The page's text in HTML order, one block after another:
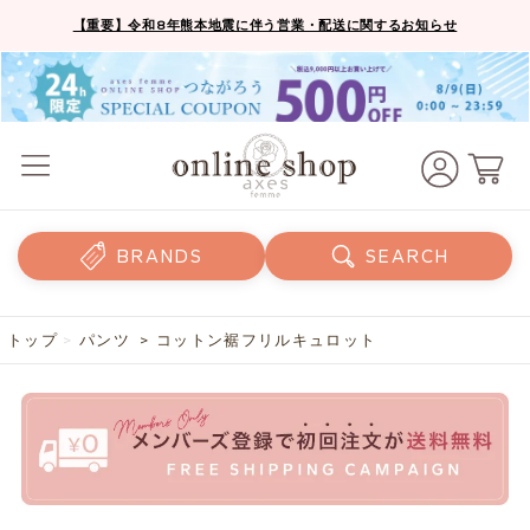
【重要】令和8年熊本地震に伴う営業・配送に関するお知らせ
BRANDS SEARCH
トップ > パンツ > コットン裾フリルキュロット